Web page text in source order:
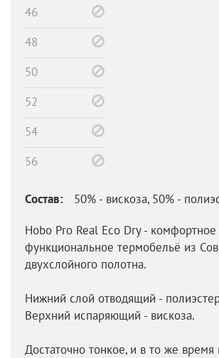
46
48
50
52
54
56
Состав: 50% - вискоза, 50% -
Hobo Pro Real Eco Dry - комфортное
функциональное термобельё из
двухслойного полотна.
Нижний слой отводящий -
Верхний испаряющий - вискоза.
Достаточно тонкое, и в то же время